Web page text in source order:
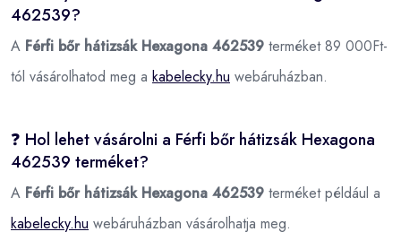
462539?
A Férfi bőr hátizsák Hexagona 462539 terméket 89 000Ft-
tól vásárolhatod meg a kabelecky.hu webáruházban.
❓ Hol lehet vásárolni a Férfi bőr hátizsák Hexagona
462539 terméket?
A Férfi bőr hátizsák Hexagona 462539 terméket például a
kabelecky.hu webáruházban vásárolhatja meg.